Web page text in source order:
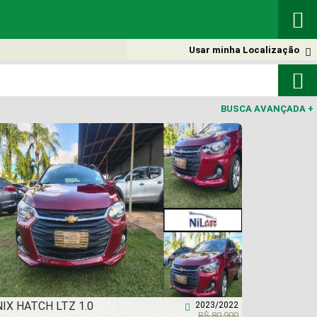


Usar minha Localização

BUSCA AVANÇADA +
HATCH LTZ 1.0 2023/2022
